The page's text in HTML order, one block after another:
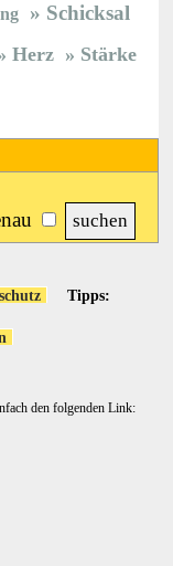
Schicksal
Herz
Stärke
Tipps:
den folgenden Link: